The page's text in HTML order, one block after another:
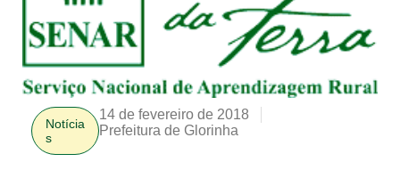
Notícia
s
14 de fevereiro de 2018
Prefeitura de Glorinha